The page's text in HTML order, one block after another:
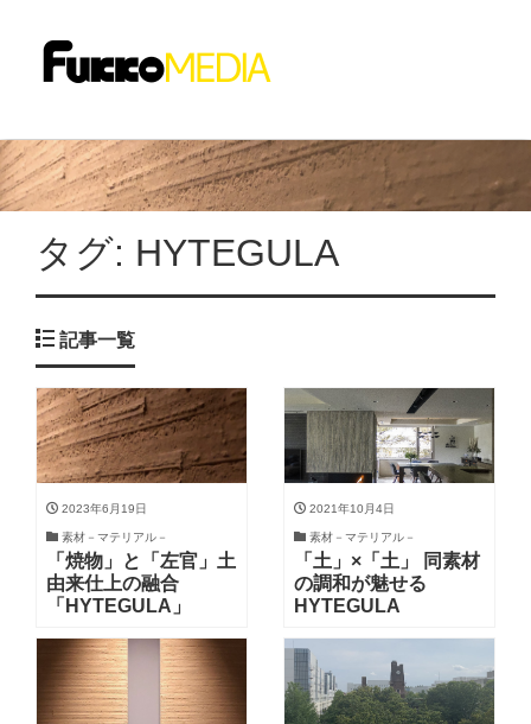
タグ: HYTEGULA
記事一覧
2023年6月19日
素材－マテリアル－
「焼物」と「左官」土
由来仕上の融合
「HYTEGULA」
2021年10月4日
素材－マテリアル－
「土」×「土」 同素材
の調和が魅せる
HYTEGULA